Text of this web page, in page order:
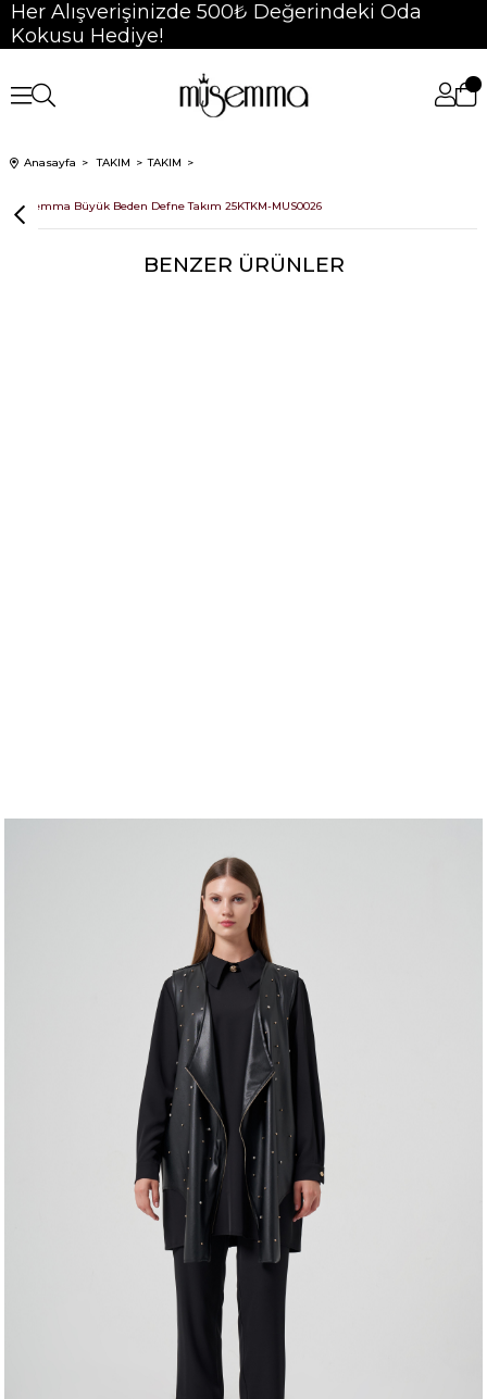
Her Alışverişinizde 500₺ Değerindeki Oda
Kokusu Hediye!
Anasayfa TAKIM TAKIM
Müsemma Büyük Beden Defne Takım 25KTKM-MUS0026
BENZER ÜRÜNLER